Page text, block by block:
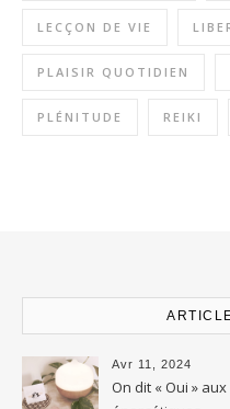
LECÇON DE VIE
PLAISIR QUOTIDIEN
PLÉNITUDE REIKI
Avr 11, 2024
On dit « Oui »